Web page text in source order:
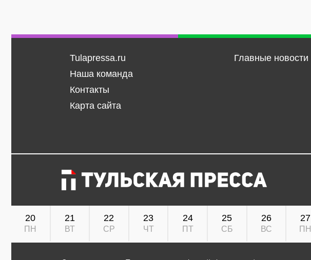
Tulapressa.ru
Наша команда
Контакты
Карта сайта
Главные новости
20
ПН
21
ВТ
22
СР
23
ЧТ
24
ПТ
25
СБ
26
ВС
27
ПН